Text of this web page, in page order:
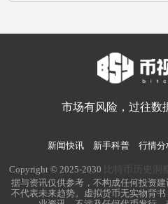
市场有风险，过往数
新闻快讯 新手科普 行情分
Copyright © 2025-2030 比特币历史洞
据与资讯仅供参考，不构成任何投资
不代表未来趋势。虚拟货币无实物背